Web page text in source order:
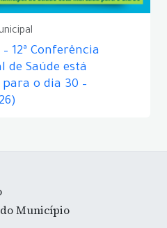
12ª Conferência
de Saúde está
o dia 30 –
Município